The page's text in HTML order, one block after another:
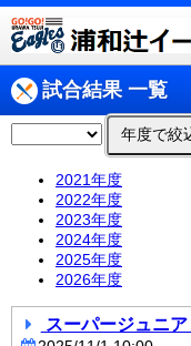
試合結果 一覧
年度で絞
2021年度
2022年度
2023年度
2024年度
2025年度
2026年度
スーパージュニ